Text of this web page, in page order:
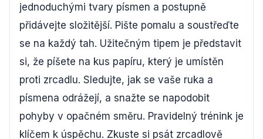
jednoduchými tvary písmen a postupně
přidávejte složitější. Pište pomalu a soustřeďte
se na každý tah. Užitečným tipem je představit
si, že píšete na kus papíru, který je umístěn
proti zrcadlu. Sledujte, jak se vaše ruka a
písmena odrážejí, a snažte se napodobit
pohyby v opačném směru. Pravidelný trénink je
klíčem k úspěchu. Zkuste si psát zrcadlově